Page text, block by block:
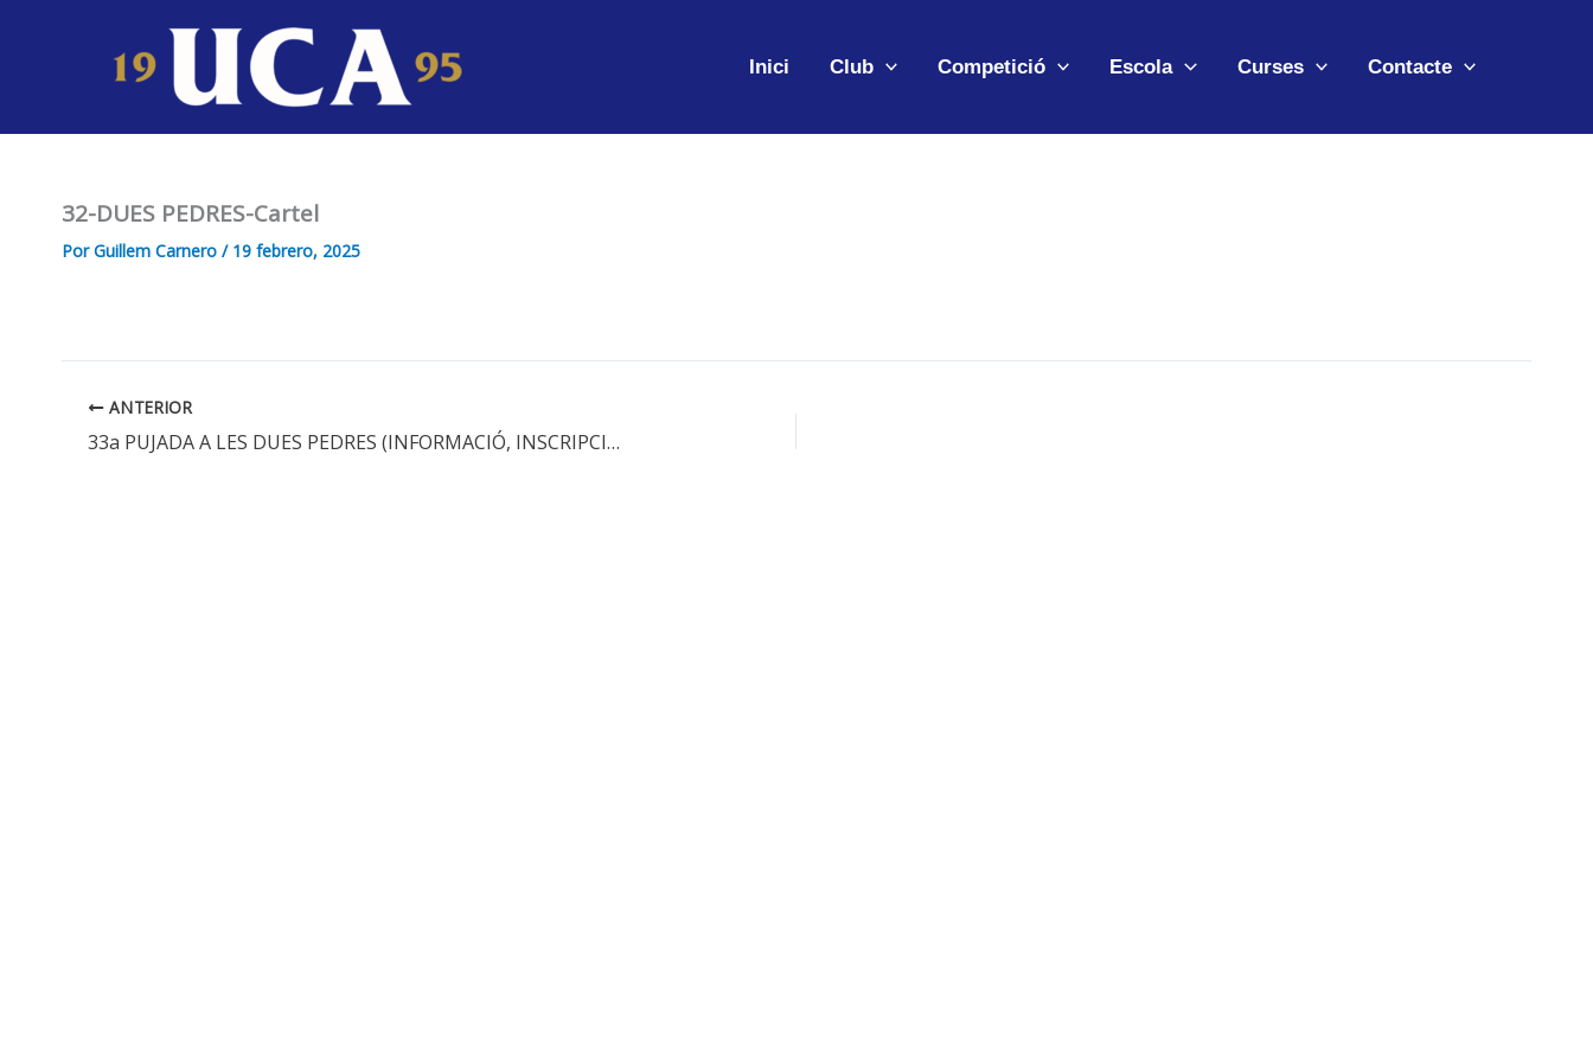
Inici Club Competició Escola Curses Contacte
32-DUES PEDRES-Cartel
PorGuillem Carnero / 19 febrero, 2025
ANTERIOR
33a PUJADA A LES DUES PEDRES (INFORMACIÓ, INSCRIPCIONS)